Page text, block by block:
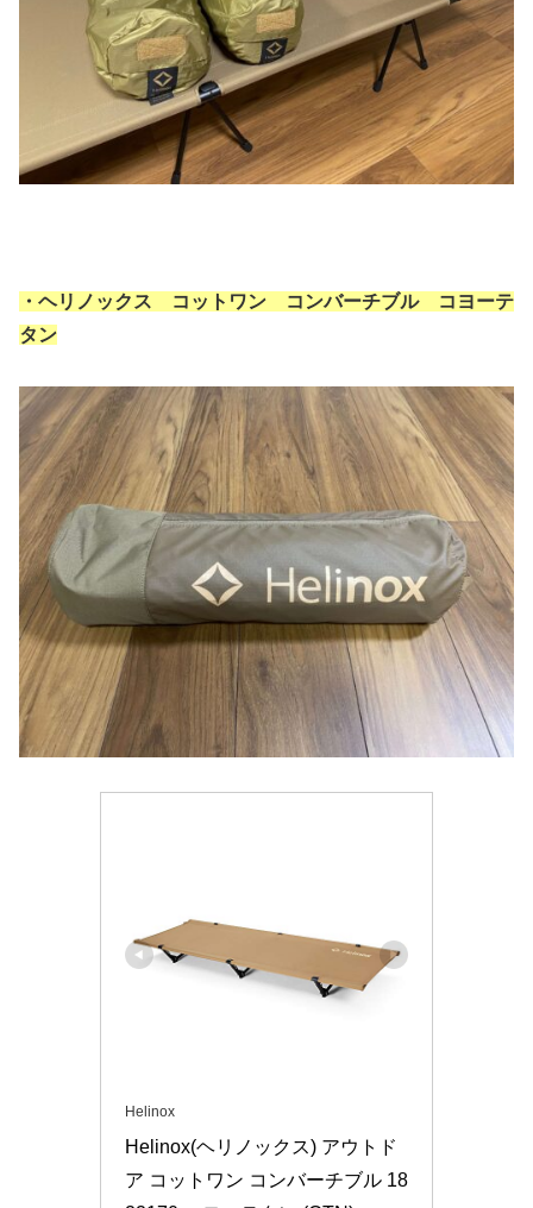
・ヘリノックス コットワン コンバーチブル コヨーテ
タン
Helinox
Helinox(ヘリノックス) アウトド
ア コットワン コンバーチブル 18